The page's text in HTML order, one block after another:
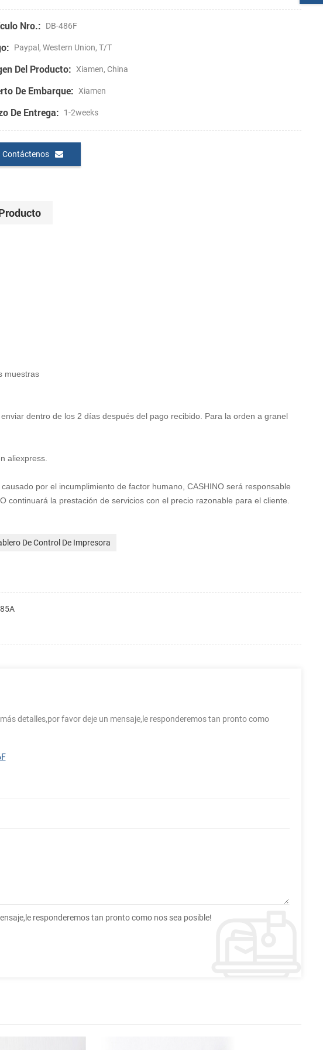
Nro.: DB-486F
Paypal, Western Union, T/T
Del Producto: Xiamen, China
De Embarque: Xiamen
De Entrega: 1-2weeks
Contáctenos
muestras
dentro de los 2 días después del pago recibido. Para la orden a granel
aliexpress.
por el incumplimiento de factor humano, CASHINO seráresponsable
continuará la prestación de servicios con el precio razonable para el cliente.
De Control De Impresora
detalles,por favor deje un mensaje,le responderemos tan pronto como
responderemos tan pronto como nos sea posible!